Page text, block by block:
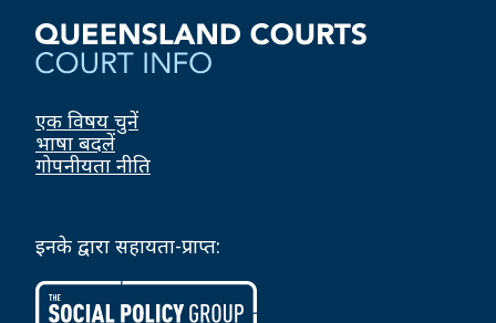
एक विषय चुनें
भाषा बदलें
गोपनीयता नीति
इनके द्वारा सहायता-प्राप्त: